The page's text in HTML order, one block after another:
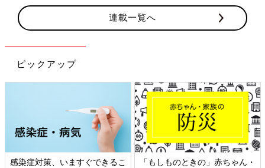
連載一覧へ
ピックアップ
感染症対策、いますぐできるこ
「もしものときの」赤ちゃん・